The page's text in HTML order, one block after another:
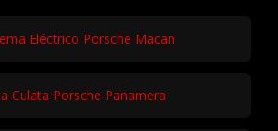
Eléctrico Porsche Macan
Culata Porsche Panamera